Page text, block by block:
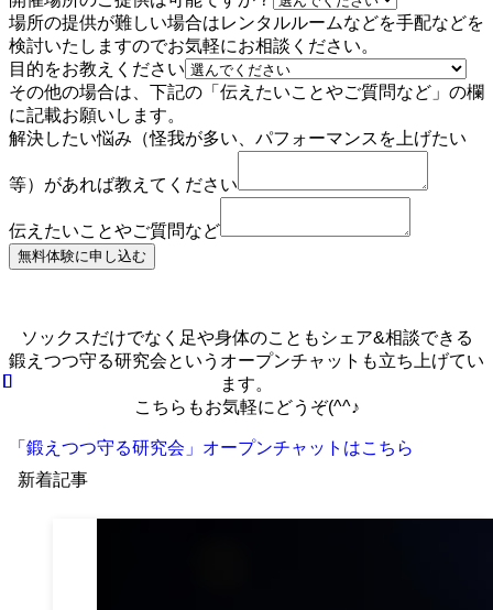
え
た
い
こ
と
や
質
な
ど
携
帯
電
番
場所の提供が難しい場合はレンタルルームなどを手配などを
検討いたしますのでお気軽にお相談ください。
目的をお教えください
その他の場合は、下記の「伝えたいことやご質問など」の欄
に記載お願いします。
解決したい悩み（怪我が多い、パフォーマンスを上げたい
等）があれば教えてください
伝えたいことやご質問など
無料体験に申し込む
ソックスだけでなく足や身体のこともシェア&相談できる
鍛えつつ守る研究会というオープンチャットも立ち上げてい
ます。
こちらもお気軽にどうぞ(^^♪
「鍛えつつ守る研究会」オープンチャットはこちら
新着記事